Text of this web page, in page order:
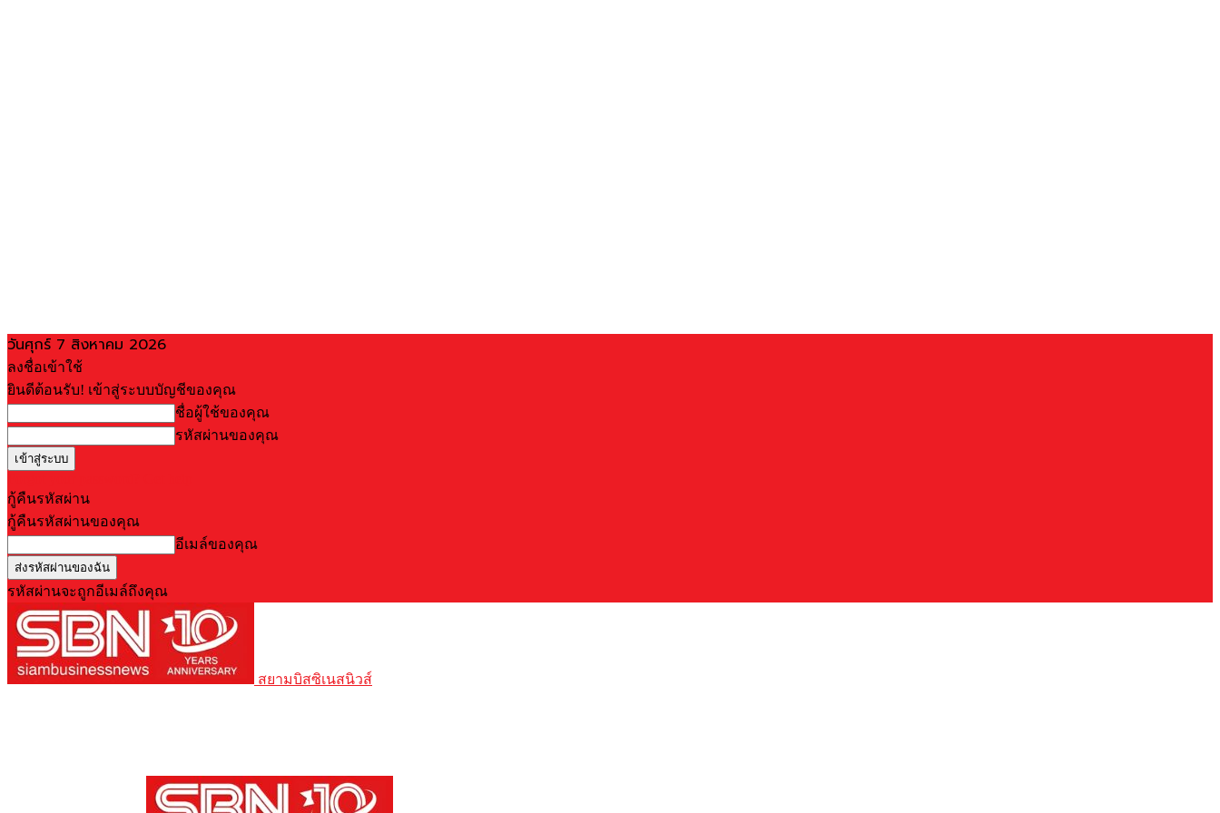
วันศุกร์ 7 สิงหาคม 2026
ลงชื่อเข้าใช้
ยินดีต้อนรับ! เข้าสู่ระบบบัญชีของคุณ
ชื่อผู้ใช้ของคุณ
รหัสผ่านของคุณ
กู้คืนรหัสผ่าน
กู้คืนรหัสผ่านของคุณ
อีเมล์ของคุณ
รหัสผ่านจะถูกอีเมล์ถึงคุณ
สยามบิสซิเนสนิวส์